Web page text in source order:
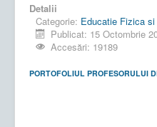
Detalii
Categorie: Educatie Fizica
Publicat: 15 Octombrie
Accesări: 19189
PORTOFOLIUL PROFESORULUI